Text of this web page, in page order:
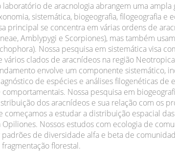
laboratório de aracnologia abrangem uma
sistemática, biogeografia, filogeografia e
principal se concentra em várias ordens de
Amblypygi e Scorpiones), mas também
Nossa pesquisa em sistemática visa
vários clados de aracnídeos na região
envolve um componente sistemático,
de espécies e análises filogenéticas de
Nossa pesquisa em
dos aracnídeos e sua relação com os
começamos a estudar a distribuição espacial
Opiliones. Nossos estudos com ecologia de
de diversidade alfa e beta de
florestal.